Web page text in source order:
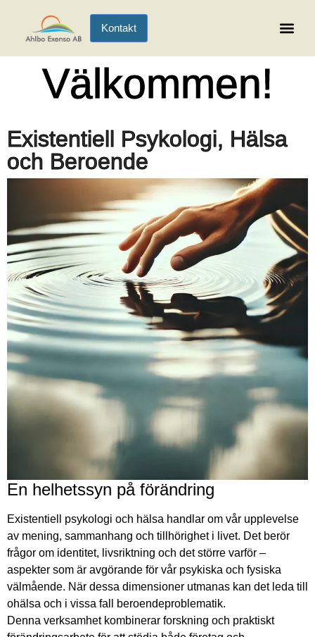
Kontakt
Välkommen!
Existentiell Psykologi, Hälsa
och Beroende
En helhetssyn på förändring
Existentiell psykologi och hälsa handlar om vår upplevelse
av mening, sammanhang och tillhörighet i livet. Det berör
frågor om identitet, livsriktning och det större varför –
aspekter som är avgörande för vår psykiska och fysiska
välmående. När dessa dimensioner utmanas kan det leda till
ohälsa och i vissa fall beroendeproblematik.
Denna verksamhet kombinerar forskning och praktiskt